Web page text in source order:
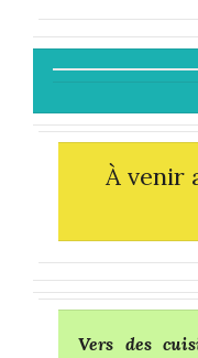
À venir
Vers des